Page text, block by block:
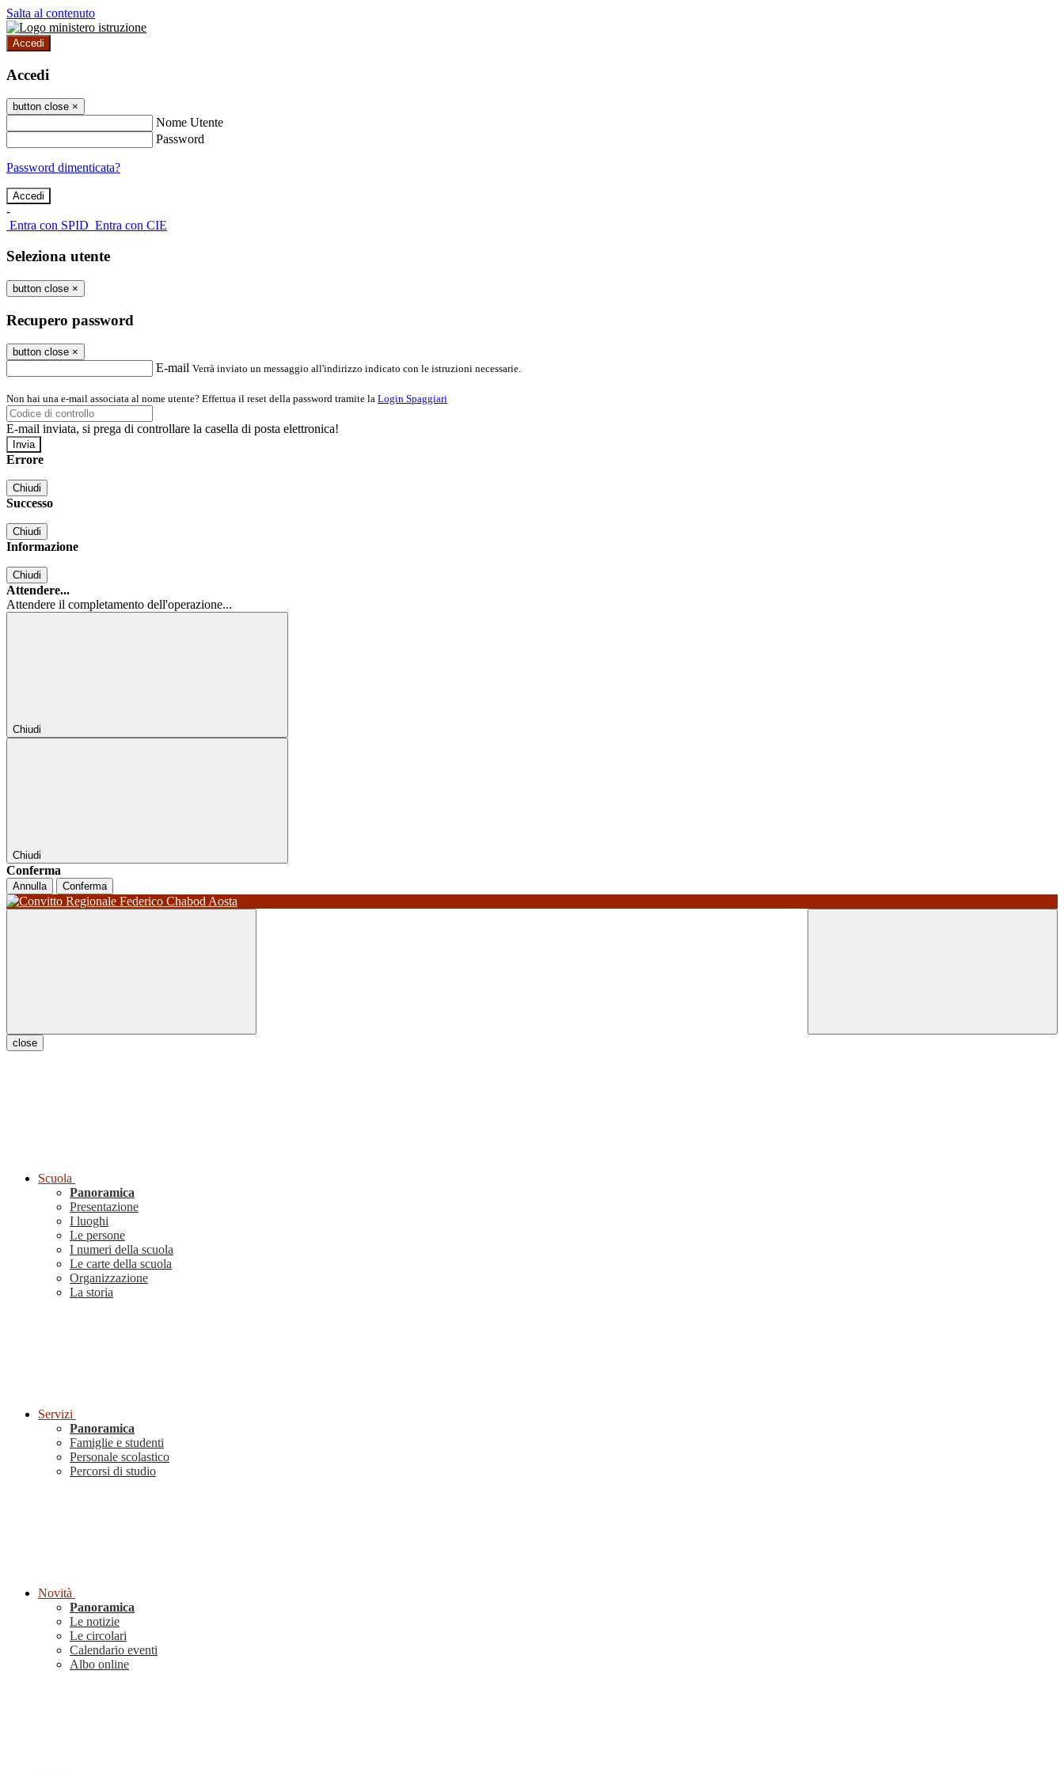
Salta al contenuto
Accedi
Accedi
button close ×
Nome Utente
Password
Password dimenticata?
-
Entra con SPID Entra con CIE
Seleziona utente
button close ×
Recupero password
button close ×
E-mail Verrà inviato un messaggio all'indirizzo indicato con le istruzioni necessarie.
Non hai una e-mail associata al nome utente? Effettua il reset della password tramite la Login Spaggiari
E-mail inviata, si prega di controllare la casella di posta elettronica!
Errore
Chiudi
Successo
Chiudi
Informazione
Chiudi
Attendere...
Attendere il completamento dell'operazione...
Chiudi
Chiudi
Conferma
Annulla Conferma
close
Scuola
Panoramica
Presentazione
I luoghi
Le persone
I numeri della scuola
Le carte della scuola
Organizzazione
La storia
Servizi
Panoramica
Famiglie e studenti
Personale scolastico
Percorsi di studio
Novità
Panoramica
Le notizie
Le circolari
Calendario eventi
Albo online